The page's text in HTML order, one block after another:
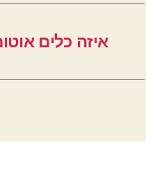
איזה כלים